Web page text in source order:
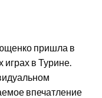
пришла в
играх в Турине.
впечатление